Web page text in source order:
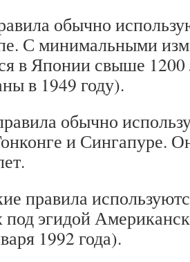
обычно
С минимальными
в Японии свыше 1200
в 1949 году).
обычно
и Сингапуре.
правила
эгидой
1992 года).